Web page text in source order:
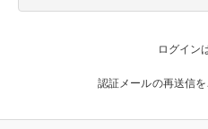
ログイン
認証メールの再送信